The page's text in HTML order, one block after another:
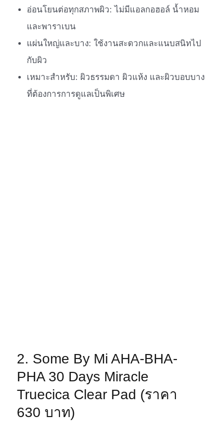
อ่อนโยนต่อทุกสภาพผิว: ไม่มีแอลกอฮอล์ น้ำหอม
และพาราเบน
แผ่นใหญ่และบาง: ใช้งานสะดวกและแนบสนิทไป
กับผิว
เหมาะสำหรับ: ผิวธรรมดา ผิวแห้ง และผิวบอบบาง
ที่ต้องการการดูแลเป็นพิเศษ
2. Some By Mi AHA-BHA-
PHA 30 Days Miracle
Truecica Clear Pad (ราคา
630 บาท)